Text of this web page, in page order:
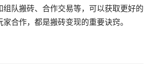
队搬砖、合作交易等，可以获取更好的
合作，都是搬砖变现的重要诀窍。